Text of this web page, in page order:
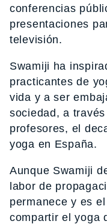
conferencias
presentaciones
televisión.
Swamiji ha
practicantes de
vida y a ser
sociedad, a
profesores, el
yoga en España.
Aunque Swamiji
labor de
permanece y es
compartir el yoga